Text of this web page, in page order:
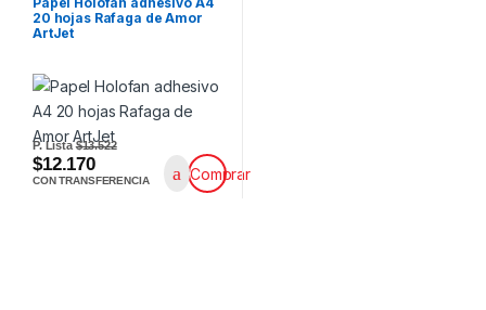
20 hojas Rafaga de Amor
ArtJet
P. Lista$13.522
$12.170
CON TRANSFERENCIA Comprar